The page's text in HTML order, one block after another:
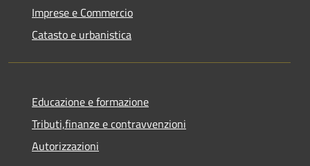
Imprese e Commercio
Catasto e urbanistica
Educazione e formazione
Tributi,finanze e contravvenzioni
Autorizzazioni